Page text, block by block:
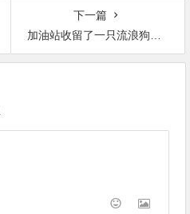
下一篇
加油站收留了一只流浪狗，两年后，它会用这样的方式报恩！